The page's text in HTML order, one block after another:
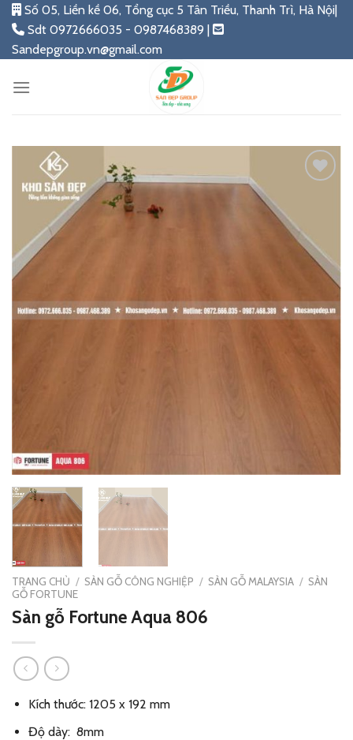
Skip
content
Số 05, Liền kề 06, Tổng cục 5 Tân Triều, Thanh Trì, Hà Nội|
Sdt 0972666035 - 0987468389 |
Sandepgroup.vn@gmail.com
wishlist
TRANG CHỦ / SÀN GỖ CÔNG NGHIỆP / SÀN GỖ MALAYSIA / SÀN
GỖ FORTUNE
Sàn gỗ Fortune Aqua 806
Kích thước: 1205 x 192 mm
Độ dày: 8mm